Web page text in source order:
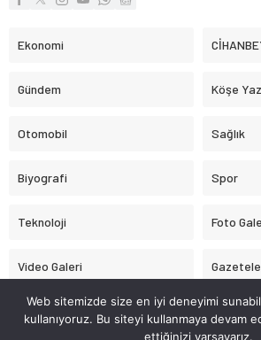
Ekonomi
Gündem Köşe
Otomobil Sağlık
Biyografi Spor
Teknoloji Foto
Video Galeri
Astroloji
Web sitemizde size en iyi deneyimi
kullanıyoruz. Bu siteyi kullanmaya devam
ettiğinizi varsayarız.